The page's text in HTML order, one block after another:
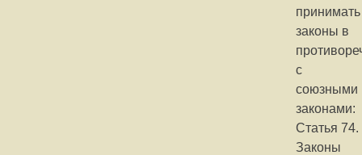
принимать
законы в
с
союзными
законами:
Статья 74.
Законы